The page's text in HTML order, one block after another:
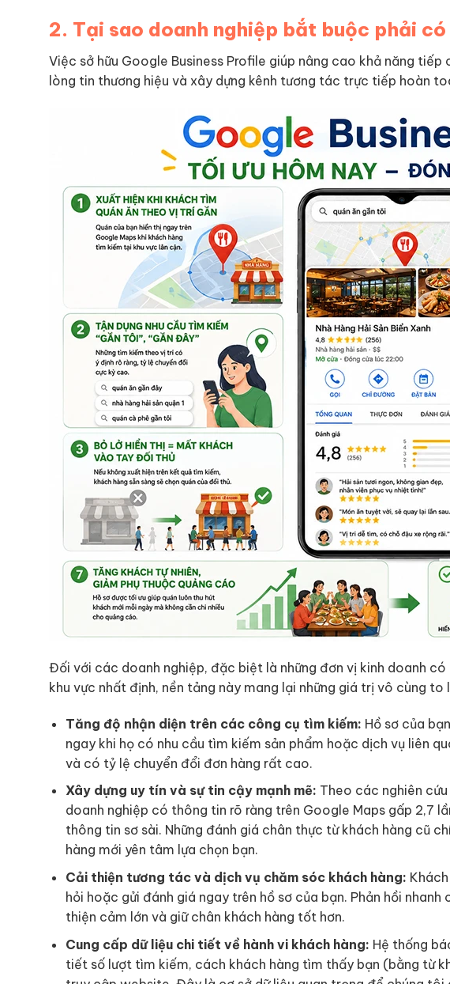
2. Tại sao doanh nghiệp bắt buộc phải
Việc sở hữu Google Business Profile giúp nâng cao khả năng
lòng tin thương hiệu và xây dựng kênh tương tác trực tiếp hoàn
Đối với các doanh nghiệp, đặc biệt là những đơn vị kinh doanh
khu vực nhất định, nền tảng này mang lại những giá trị vô cùng to
Tăng độ nhận diện trên các công cụ tìm kiếm: Hồ sơ của
ngay khi họ có nhu cầu tìm kiếm sản phẩm hoặc dịch vụ liên
và có tỷ lệ chuyển đổi đơn hàng rất cao.
Xây dựng uy tín và sự tin cậy mạnh mẽ: Theo các nghiên
doanh nghiệp có thông tin rõ ràng trên Google Maps gấp 2,7
thông tin sơ sài. Những đánh giá chân thực từ khách hàng cũ
hàng mới yên tâm lựa chọn bạn.
Cải thiện tương tác và dịch vụ chăm sóc khách hàng:
hỏi hoặc gửi đánh giá ngay trên hồ sơ của bạn. Phản hồi
thiện cảm lớn và giữ chân khách hàng tốt hơn.
Cung cấp dữ liệu chi tiết về hành vi khách hàng: Hệ thống
tiết số lượt tìm kiếm, cách khách hàng tìm thấy bạn (bằng từ